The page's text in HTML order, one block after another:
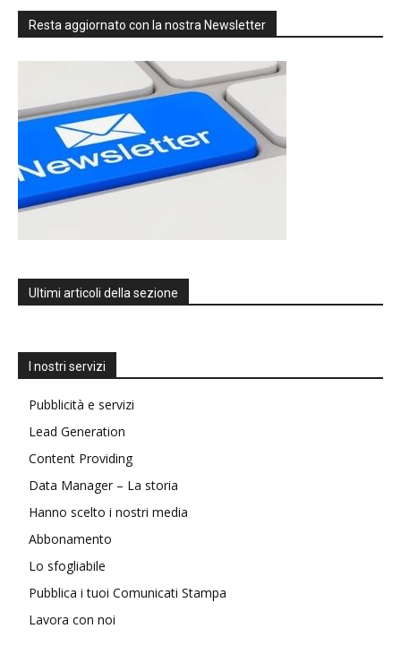
Resta aggiornato con la nostra Newsletter
Ultimi articoli della sezione
I nostri servizi
Pubblicità e servizi
Lead Generation
Content Providing
Data Manager – La storia
Hanno scelto i nostri media
Abbonamento
Lo sfogliabile
Pubblica i tuoi Comunicati Stampa
Lavora con noi